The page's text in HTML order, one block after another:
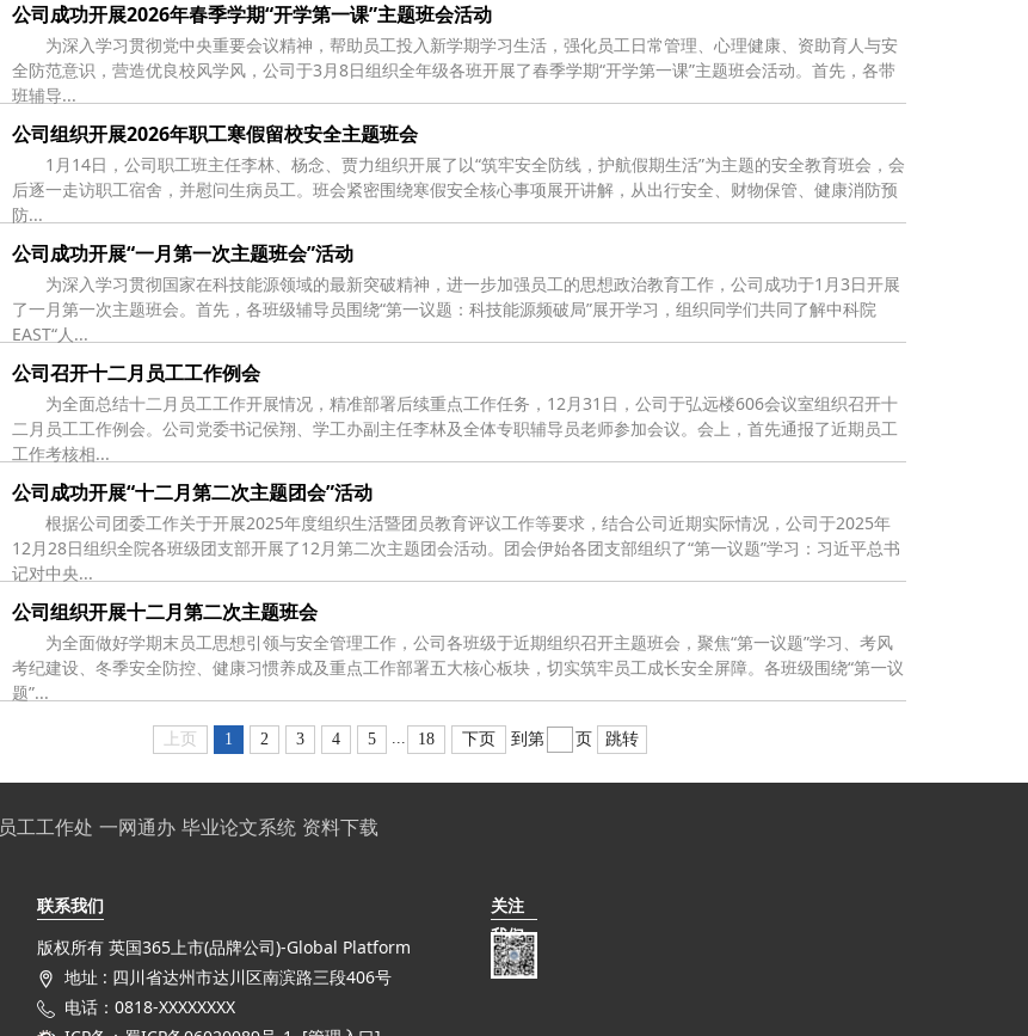
公司成功开展2026年春季学期“开学第一课”主题班会活动
为深入学习贯彻党中央重要会议精神，帮助员工投入新学期学习生活，强化员工日常管理、心理健康、资助育人与安
全防范意识，营造优良校风学风，公司于3月8日组织全年级各班开展了春季学期“开学第一课”主题班会活动。首先，各带
班辅导...
公司组织开展2026年职工寒假留校安全主题班会
1月14日，公司职工班主任李林、杨念、贾力组织开展了以“筑牢安全防线，护航假期生活”为主题的安全教育班会，会
后逐一走访职工宿舍，并慰问生病员工。班会紧密围绕寒假安全核心事项展开讲解，从出行安全、财物保管、健康消防预
防...
公司成功开展“一月第一次主题班会”活动
为深入学习贯彻国家在科技能源领域的最新突破精神，进一步加强员工的思想政治教育工作，公司成功于1月3日开展
了一月第一次主题班会。首先，各班级辅导员围绕“第一议题：科技能源频破局”展开学习，组织同学们共同了解中科院
EAST“人...
公司召开十二月员工工作例会
为全面总结十二月员工工作开展情况，精准部署后续重点工作任务，12月31日，公司于弘远楼606会议室组织召开十
二月员工工作例会。公司党委书记侯翔、学工办副主任李林及全体专职辅导员老师参加会议。会上，首先通报了近期员工
工作考核相...
公司成功开展“十二月第二次主题团会”活动
根据公司团委工作关于开展2025年度组织生活暨团员教育评议工作等要求，结合公司近期实际情况，公司于2025年
12月28日组织全院各班级团支部开展了12月第二次主题团会活动。团会伊始各团支部组织了“第一议题”学习：习近平总书
记对中央...
公司组织开展十二月第二次主题班会
为全面做好学期末员工思想引领与安全管理工作，公司各班级于近期组织召开主题班会，聚焦“第一议题”学习、考风
考纪建设、冬季安全防控、健康习惯养成及重点工作部署五大核心板块，切实筑牢员工成长安全屏障。各班级围绕“第一议
题”...
上页 1 2 3 4 5 ... 18 下页 到第 页 跳转
员工工作处 一网通办 毕业论文系统 资料下载
联系我们
版权所有 英国365上市(品牌公司)-Global Platform
地址 : 四川省达州市达川区南滨路三段406号
电话：0818-XXXXXXXX
关注
我们